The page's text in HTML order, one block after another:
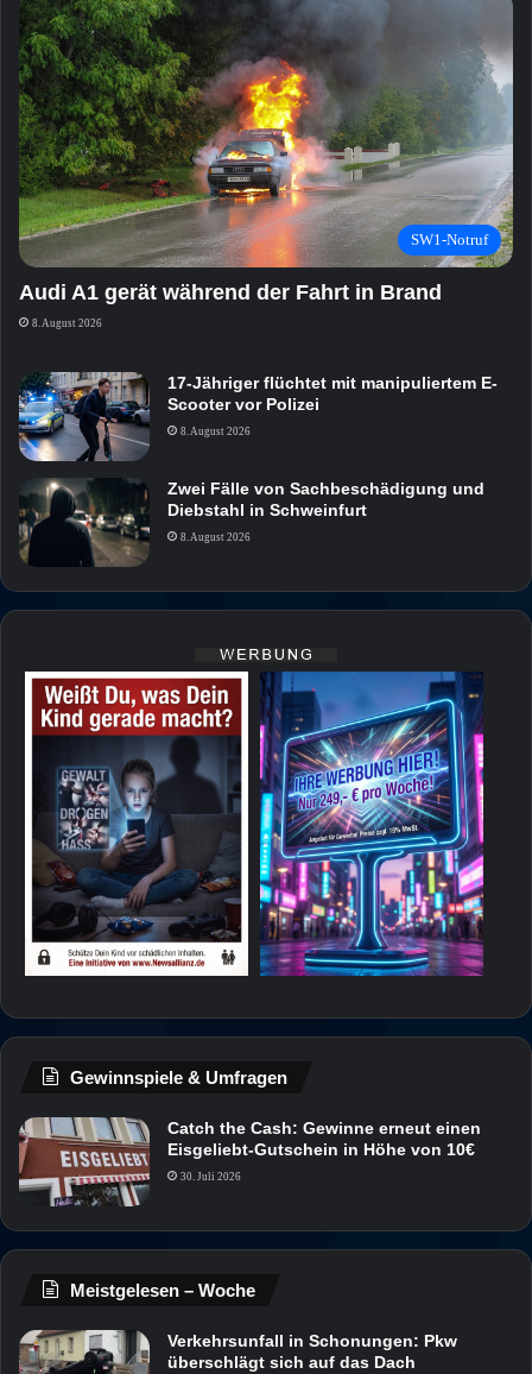
SW1-Notruf
Audi A1 gerät während der Fahrt in Brand
8. August 2026
17-Jähriger flüchtet mit manipuliertem E-
Scooter vor Polizei
8. August 2026
Zwei Fälle von Sachbeschädigung und
Diebstahl in Schweinfurt
8. August 2026
Gewinnspiele & Umfragen
Catch the Cash: Gewinne erneut einen
Eisgeliebt-Gutschein in Höhe von 10€
30. Juli 2026
Meistgelesen – Woche
Verkehrsunfall in Schonungen: Pkw
überschlägt sich auf das Dach